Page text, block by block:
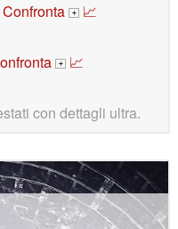
Confronta + 📈
+ 📈
con dettagli ultra.